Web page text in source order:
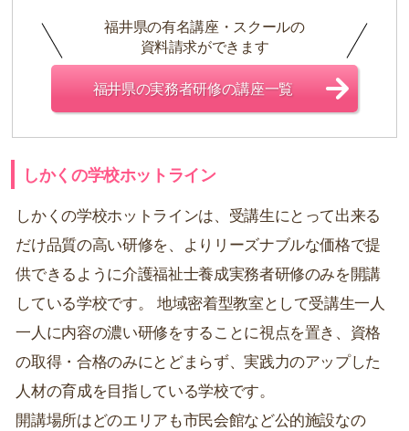
福井県の有名講座・スクールの
資料請求ができます
福井県の実務者研修の講座一覧
しかくの学校ホットライン
しかくの学校ホットラインは、受講生にとって出来る
だけ品質の高い研修を、よりリーズナブルな価格で提
供できるように介護福祉士養成実務者研修のみを開講
している学校です。 地域密着型教室として受講生一人
一人に内容の濃い研修をすることに視点を置き、資格
の取得・合格のみにとどまらず、実践力のアップした
人材の育成を目指している学校です。
開講場所はどのエリアも市民会館など公的施設なの